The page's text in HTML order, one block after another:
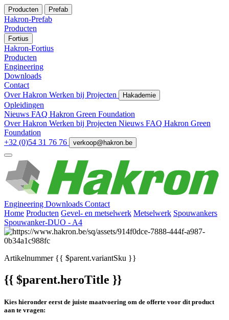
Producten Prefab
Hakron-Prefab
Producten
Fortius
Hakron-Fortius
Producten
Engineering
Downloads
Contact
Over Hakron Werken bij Projecten Hakademie
Opleidingen
Nieuws FAQ Hakron Green Foundation
Over Hakron Werken bij Projecten Nieuws FAQ Hakron Green
Foundation
+32 (0)54 31 76 76
verkoop@hakron.be
Engineering Downloads Contact
Home Producten Gevel- en metselwerk Metselwerk Spouwankers
Spouwanker-DUO - A4
Artikelnummer{{ $parent.variantSku }}
{{ $parent.heroTitle }}
Kies hieronder eerst de juiste maatvoering om de offerte voor dit product
aan te vragen: